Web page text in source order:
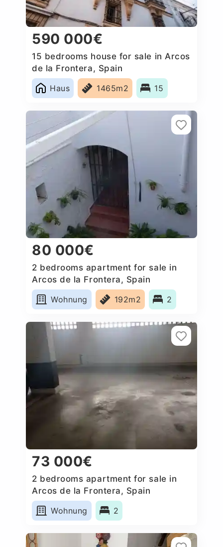
590 000€
15 bedrooms house for sale in Arcos
de la Frontera, Spain
Haus
1465m2 15
80 000€
2 bedrooms apartment for sale in
Arcos de la Frontera, Spain
Wohnung
192m2 2
73 000€
2 bedrooms apartment for sale in
Arcos de la Frontera, Spain
Wohnung
2